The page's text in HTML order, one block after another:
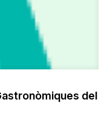
del